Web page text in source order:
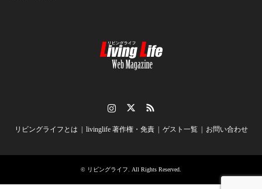
リビングライフとは livinglife 著作権・免責 ゲスト一覧 お問い合わせ
© リビングライフ . All Rights Reserved.